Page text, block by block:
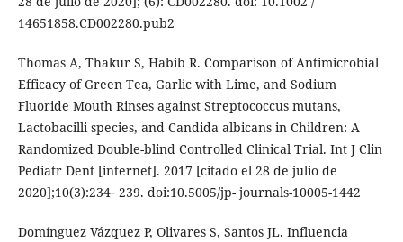
14651858.CD002280.pub2
Thomas A, Thakur S, Habib R. Comparison of Antimicrobial
Efficacy of Green Tea, Garlic with Lime, and Sodium
Fluoride Mouth Rinses against Streptococcus mutans,
Lactobacilli species, and Candida albicans in Children: A
Randomized Double-blind Controlled Clinical Trial. Int J Clin
Pediatr Dent [internet]. 2017 [citado el 28 de julio de
2020];10(3):234‐ 239. doi:10.5005/jp- journals-10005-1442
Domínguez Vázquez P, Olivares S, Santos JL. Influencia